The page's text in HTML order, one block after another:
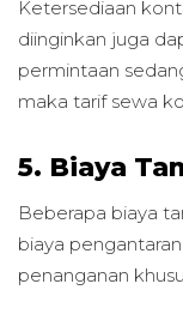
Ketersediaan
diinginkan juga
permintaan
maka tarif sewa
5. Biaya
Beberapa biaya
biaya
penanganan